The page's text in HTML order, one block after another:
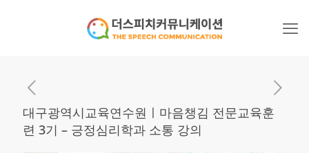
대구광역시교육연수원ㅣ마음챙김 전문교육훈
련 3기 – 긍정심리학과 소통 강의